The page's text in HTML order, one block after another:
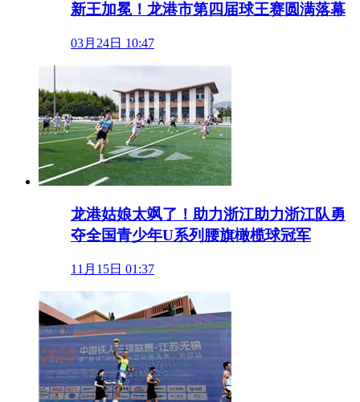
新王加冕！龙港市第四届球王赛圆满落幕
03月24日 10:47
龙港姑娘太飒了！助力浙江助力浙江队勇
夺全国青少年U系列腰旗橄榄球冠军
11月15日 01:37